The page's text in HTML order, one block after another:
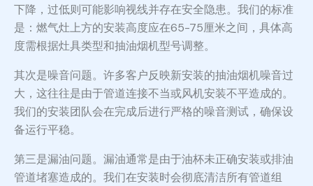
下降，过低则可能影响视线并存在安全隐患。我们的标准
是：燃气灶上方的安装高度应在65-75厘米之间，具体高
度需根据灶具类型和抽油烟机型号调整。
其次是噪音问题。许多客户反映新安装的抽油烟机噪音过
大，这往往是由于管道连接不当或风机安装不平造成的。
我们的安装团队会在完成后进行严格的噪音测试，确保设
备运行平稳。
第三是漏油问题。漏油通常是由于油杯未正确安装或排油
管道堵塞造成的。我们在安装时会彻底清洁所有管道组